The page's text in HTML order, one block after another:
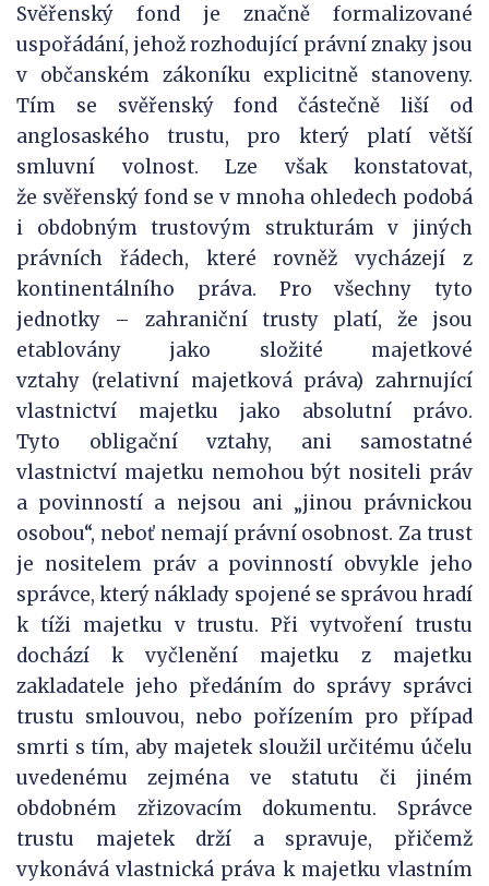
Svěřenský fond je značně formalizované
uspořádání, jehož rozhodující právní znaky jsou
v občanském zákoníku explicitně stanoveny.
Tím se svěřenský fond částečně liší od
anglosaského trustu, pro který platí větší
smluvní volnost. Lze však konstatovat,
že svěřenský fond se v mnoha ohledech podobá
i obdobným trustovým strukturám v jiných
právních řádech, které rovněž vycházejí z
kontinentálního práva. Pro všechny tyto
jednotky – zahraniční trusty platí, že jsou
etablovány jako složité majetkové
vztahy (relativní majetková práva) zahrnující
vlastnictví majetku jako absolutní právo.
Tyto obligační vztahy, ani samostatné
vlastnictví majetku nemohou být nositeli práv
a povinností a nejsou ani „jinou právnickou
osobou“, neboť nemají právní osobnost. Za trust
je nositelem práv a povinností obvykle jeho
správce, který náklady spojené se správou hradí
k tíži majetku v trustu. Při vytvoření trustu
dochází k vyčlenění majetku z majetku
zakladatele jeho předáním do správy správci
trustu smlouvou, nebo pořízením pro případ
smrti s tím, aby majetek sloužil určitému účelu
uvedenému zejména ve statutu či jiném
obdobném zřizovacím dokumentu. Správce
trustu majetek drží a spravuje, přičemž
vykonává vlastnická práva k majetku vlastním